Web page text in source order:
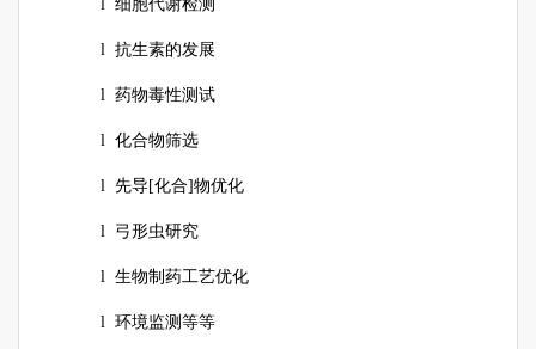
l 细胞代谢检测
l 抗生素的发展
l 药物毒性测试
l 化合物筛选
l 先导[化合]物优化
l 弓形虫研究
l 生物制药工艺优化
l 环境监测等等